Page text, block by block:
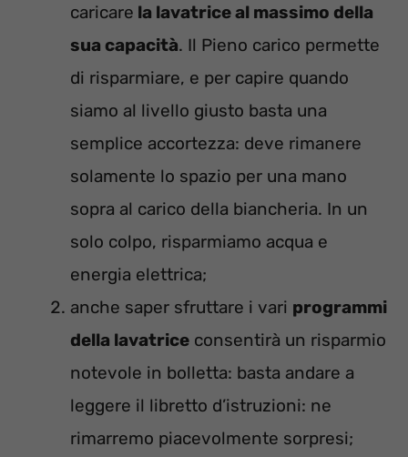
caricare la lavatrice al massimo della
sua capacità. Il Pieno carico permette
di risparmiare, e per capire quando
siamo al livello giusto basta una
semplice accortezza: deve rimanere
solamente lo spazio per una mano
sopra al carico della biancheria. In un
solo colpo, risparmiamo acqua e
energia elettrica;
anche saper sfruttare i vari programmi
della lavatrice consentirà un risparmio
notevole in bolletta: basta andare a
leggere il libretto d’istruzioni: ne
rimarremo piacevolmente sorpresi;